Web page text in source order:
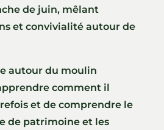
de juin, mêlant
et convivialité autour de
autour du moulin
comment il
et de comprendre le
de patrimoine et les